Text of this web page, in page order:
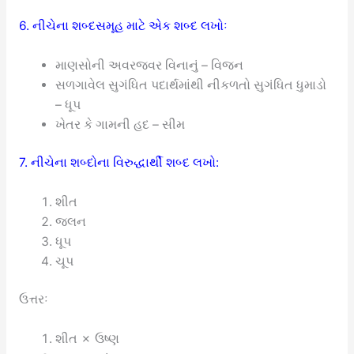
6. નીચેના શબ્દસમૂહ માટે એક શબ્દ લખોઃ
માણસોની અવરજવર વિનાનું – વિજન
સળગાવેલ સુગંધિત પદાર્થમાંથી નીકળતો સુગંધિત ધુમાડો
– ધૂપ
ખેતર કે ગામની હદ – સીમ
7. નીચેના શબ્દોના વિરુદ્ધાર્થી શબ્દ લખો:
શીત
જલન
ધૂપ
ચૂપ
ઉત્તરઃ
શીત ✗ ઉષ્ણ